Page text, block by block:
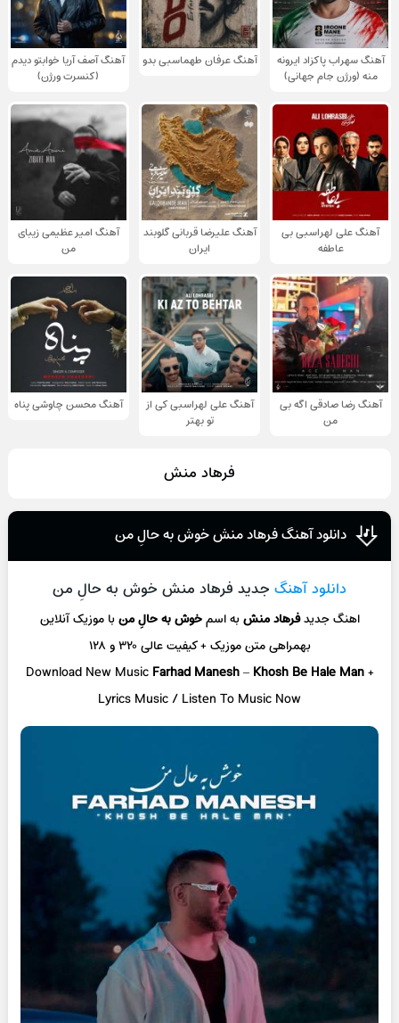
آهنگ سهراب پاکزاد ایرونه
منه (ورژن جام جهانی)
آهنگ عرفان طهماسبی بدو
آهنگ آصف آریا خوابتو دیدم
(کنسرت ورژن)
آهنگ علی لهراسبی بی
عاطفه
آهنگ علیرضا قربانی گلوبند
ایران
آهنگ امیر عظیمی زیبای
من
آهنگ رضا صادقی اگه بی
من
آهنگ علی لهراسبی کی از
تو ‌بهتر
آهنگ محسن چاوشی پناه
فرهاد منش
دانلود آهنگ فرهاد منش خوش به حالِ من
دانلود آهنگ جدید فرهاد منش خوش به حالِ من
اهنگ جدیدفرهاد منشبه اسمخوش به حالِ منبا موزیک آنلاین
بهمراهی متن موزیک + کیفیت عالی ۳۲۰ و ۱۲۸
Download New Music Farhad Manesh–Khosh Be Hale Man+
Lyrics Music / Listen To Music Now